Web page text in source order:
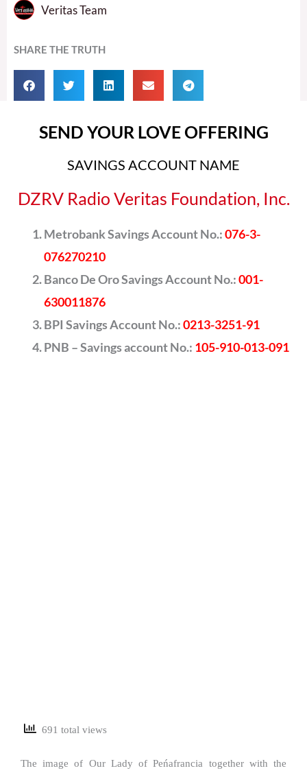
Veritas Team
SHARE THE TRUTH
SEND YOUR LOVE OFFERING
SAVINGS ACCOUNT NAME
DZRV Radio Veritas Foundation, Inc.
Metrobank Savings Account No.:076-3-
076270210
Banco De Oro Savings Account No.:001-
630011876
BPI Savings Account No.:0213-3251-91
PNB – Savings account No.: 105-910-013-091
691 total views
The image of Our Lady of Peńafrancia together with the